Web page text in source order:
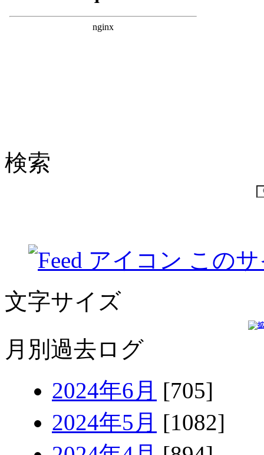
検索
この
文字サイズ
月別過去ログ
2024年6月 [705]
2024年5月 [1082]